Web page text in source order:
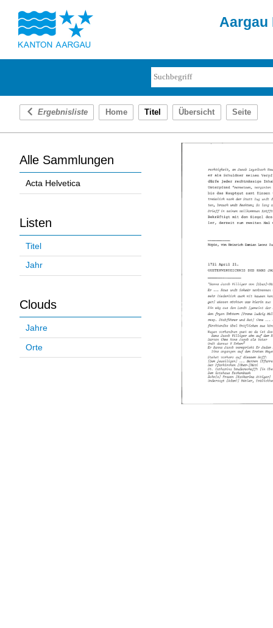
Aargau
Ergebnisliste Home Titel Übersicht Seite
Alle Sammlungen
Acta Helvetica
Listen
Titel
Jahr
Clouds
Jahre
Orte